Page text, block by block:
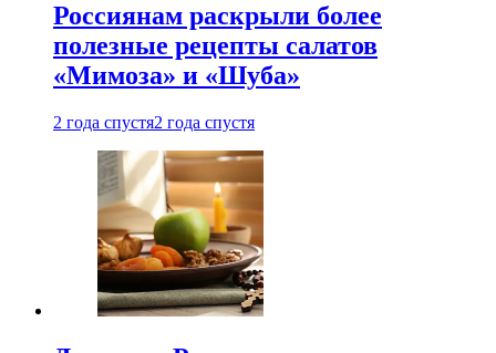
Россиянам раскрыли более
полезные рецепты салатов
«Мимоза» и «Шуба»
2 года спустя2 года спустя